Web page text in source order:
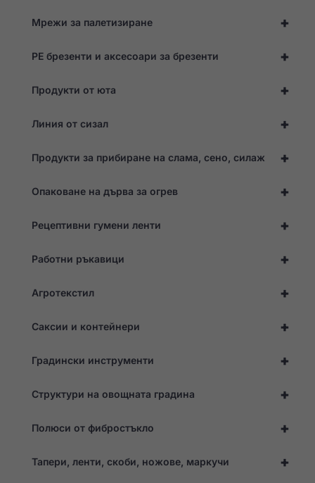
+
Мрежи за палетизиране
+
PE брезенти и аксесоари за брезенти
+
Продукти от юта
+
Линия от сизал
+
Продукти за прибиране на слама, сено, силаж
+
Опаковане на дърва за огрев
+
Рецептивни гумени ленти
+
Работни ръкавици
+
Агротекстил
+
Саксии и контейнери
+
Градински инструменти
+
Структури на овощната градина
+
Полюси от фибростъкло
+
Тапери, ленти, скоби, ножове, маркучи
Статистика
уебсайта въз
основа на начина,